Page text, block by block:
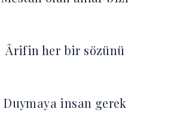
Ârifin her bir sözünü
Duymaya insan gerek